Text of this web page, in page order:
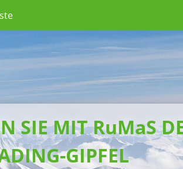
SIE MIT RuMaS
GIPFEL